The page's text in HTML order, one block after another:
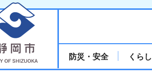
防災・安全 くら